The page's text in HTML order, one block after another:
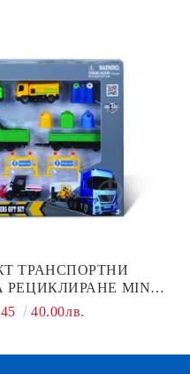
ТРАНСПОРТНИ
РЕЦИКЛИРАНЕ MINI
MAISTO 12630
40.00лв.